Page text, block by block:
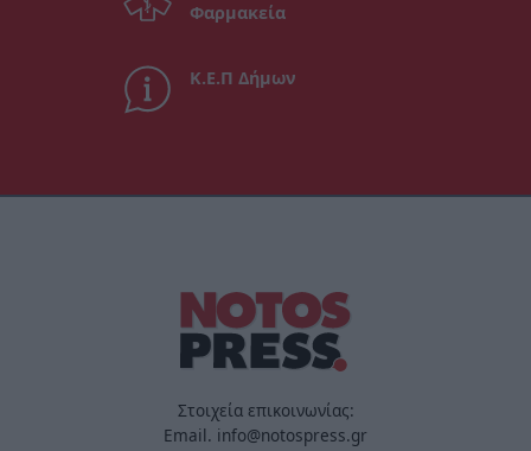
Φαρμακεία
Κ.Ε.Π Δήμων
Στοιχεία επικοινωνίας:
Email. info@notospress.gr